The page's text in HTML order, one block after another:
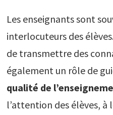
Les enseignants sont
interlocuteurs des
de transmettre des
également un rôle de
qualité de
l’attention des élèves,